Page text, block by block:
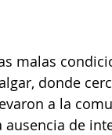
malas
donde
a la
ausencia de